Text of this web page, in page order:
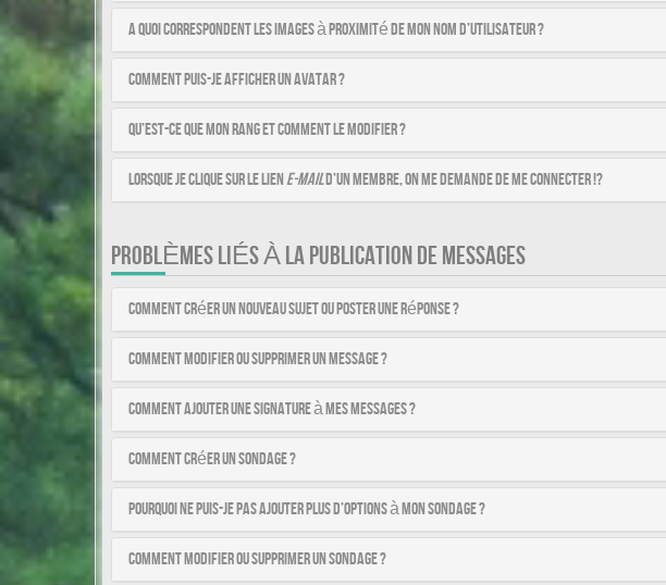
A quoi correspondent les images à proximité de mon nom d’utilisateur ?
Comment puis-je afficher un avatar ?
Qu’est-ce que mon rang et comment le modifier ?
Lorsque je clique sur le liene-maild’un membre, on me demande de me connecter !?
PROBLÈMES LIÉS À LA PUBLICATION DE MESSAGES
Comment créer un nouveau sujet ou poster une réponse ?
Comment modifier ou supprimer un message ?
Comment ajouter une signature à mes messages ?
Comment créer un sondage ?
Pourquoi ne puis-je pas ajouter plus d’options à mon sondage ?
Comment modifier ou supprimer un sondage ?